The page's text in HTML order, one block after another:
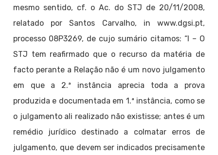
mesmo sentido, cf. o Ac. do STJ de 20/11/2008,
relatado por Santos Carvalho, in www.dgsi.pt,
processo 08P3269, de cujo sumário citamos: “I – O
STJ tem reafirmado que o recurso da matéria de
facto perante a Relação não é um novo julgamento
em que a 2.ª instância aprecia toda a prova
produzida e documentada em 1.ª instância, como se
o julgamento ali realizado não existisse; antes é um
remédio jurídico destinado a colmatar erros de
julgamento, que devem ser indicados precisamente